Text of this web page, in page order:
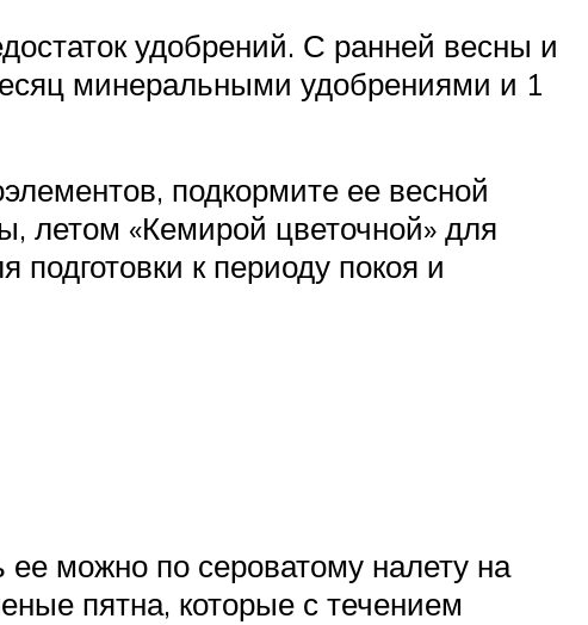
удобрений. С ранней весны и
минеральными удобрениями и 1
подкормите ее весной
летом «Кемирой цветочной» для
к периоду покоя и
можно по сероватому налету на
пятна, которые с течением